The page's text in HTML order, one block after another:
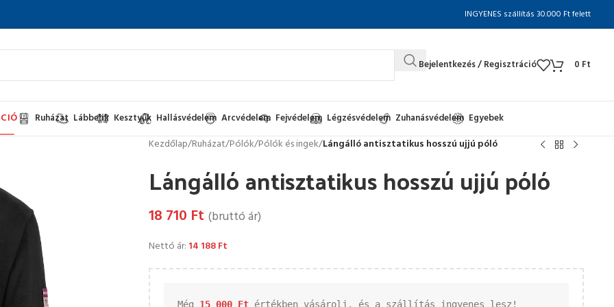
INGYENES szállítás 30.000 Ft felett
Bejelentkezés / Regisztráció 0 Ft
Ruházat Lábbelik Kesztyűk Hallásvédelem Arcvédelem Fejvédelem Légzésvédelem Zuhanásvédelem Egyebek
Kezdőlap/Ruházat/Pólók/Pólók és ingek/Lángálló antisztatikus hosszú ujjú póló
Lángálló antisztatikus hosszú ujjú póló
18 710 Ft (bruttó ár)
Nettó ár: 14 188Ft
Még 15 000 Ft értékben vásárolj, és a szállítás ingyenes lesz!